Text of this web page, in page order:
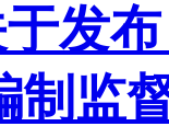
发
制监